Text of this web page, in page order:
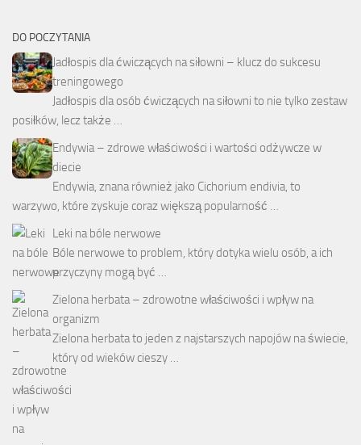
DO POCZYTANIA
Jadłospis dla ćwiczących na siłowni – klucz do sukcesu
treningowego
Jadłospis dla osób ćwiczących na siłowni to nie tylko zestaw
posiłków, lecz także …
Endywia – zdrowe właściwości i wartości odżywcze w
diecie
Endywia, znana również jako Cichorium endivia, to
warzywo, które zyskuje coraz większą popularność …
Leki na bóle nerwowe
Bóle nerwowe to problem, który dotyka wielu osób, a ich
przyczyny mogą być …
Zielona herbata – zdrowotne właściwości i wpływ na
organizm
Zielona herbata to jeden z najstarszych napojów na świecie,
który od wieków cieszy …